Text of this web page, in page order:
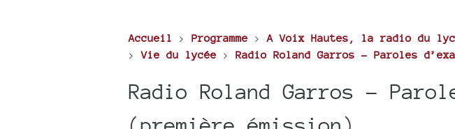
Accueil > Programme > A Voix Hautes, la radio du
>Vie du lycée > Radio Roland Garros - Paroles
Radio Roland Garros -